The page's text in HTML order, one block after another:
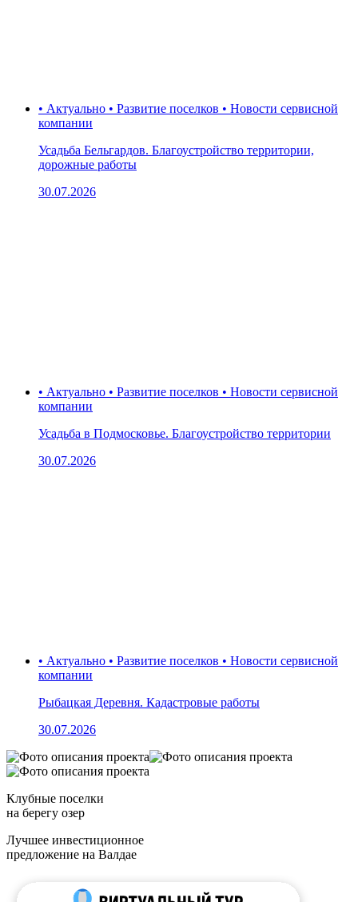
• Актуально • Развитие поселков • Новости сервисной
компании
Усадьба Бельгардов. Благоустройство территории,
дорожные работы
30.07.2026
• Актуально • Развитие поселков • Новости сервисной
компании
Усадьба в Подмосковье. Благоустройство территории
30.07.2026
• Актуально • Развитие поселков • Новости сервисной
компании
Рыбацкая Деревня. Кадастровые работы
30.07.2026
Клубные поселки
на берегу озер
Лучшее инвестиционное
предложение на Валдае